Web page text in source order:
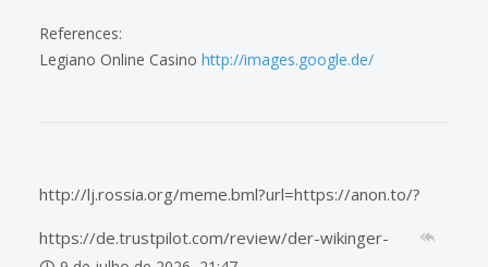
References:
Legiano Online Casino http://images.google.de/
http://lj.rossia.org/meme.bml?url=https://anon.to/?
https://de.trustpilot.com/review/der-wikinger-